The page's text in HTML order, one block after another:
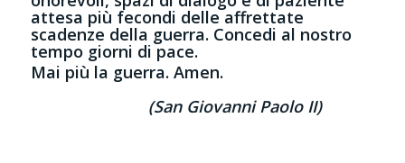
attesa più fecondi delle affrettate
scadenze della guerra. Concedi al nostro
tempo giorni di pace.
Mai più la guerra. Amen.
(San Giovanni Paolo II)